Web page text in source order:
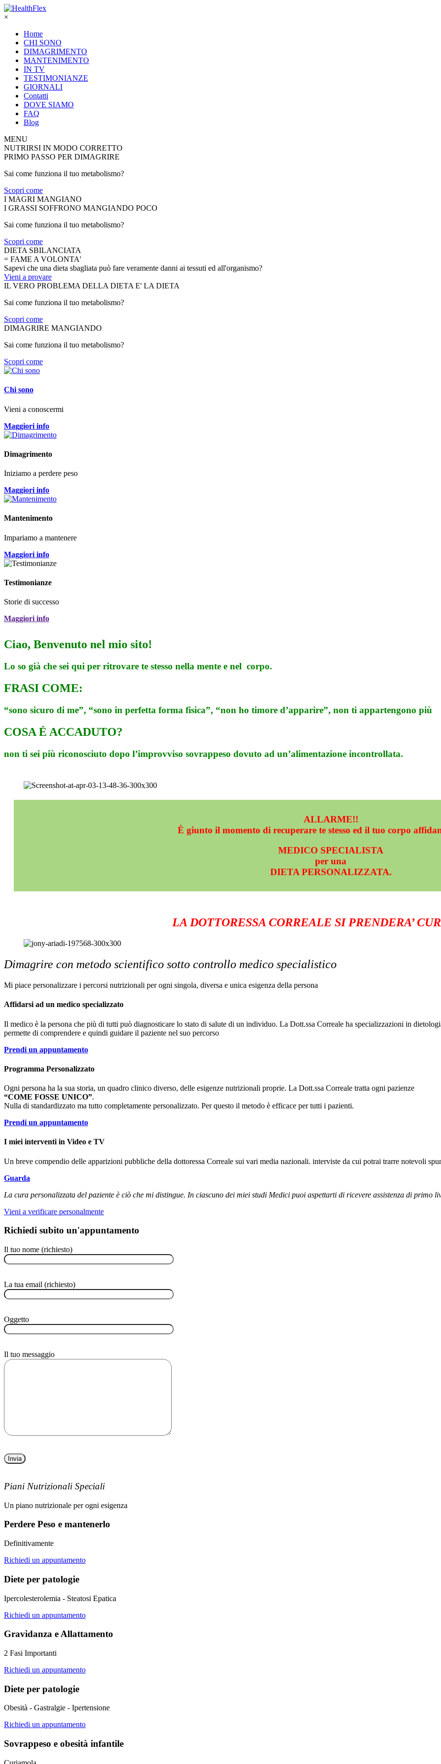
×
Home
CHI SONO
DIMAGRIMENTO
MANTENIMENTO
IN TV
TESTIMONIANZE
GIORNALI
Contatti
DOVE SIAMO
FAQ
Blog
MENU
NUTRIRSI IN MODO CORRETTO
PRIMO PASSO PER DIMAGRIRE
Sai come funziona il tuo metabolismo?
Scopri come
I MAGRI MANGIANO
I GRASSI SOFFRONO MANGIANDO POCO
Sai come funziona il tuo metabolismo?
Scopri come
DIETA SBILANCIATA
= FAME A VOLONTA'
Sapevi che una dieta sbagliata può fare veramente danni ai tessuti ed all'organismo?
Vieni a provare
IL VERO PROBLEMA DELLA DIETA E' LA DIETA
Sai come funziona il tuo metabolismo?
Scopri come
DIMAGRIRE MANGIANDO
Sai come funziona il tuo metabolismo?
Scopri come
Chi sono
Vieni a conoscermi
Maggiori info
Dimagrimento
Iniziamo a perdere peso
Maggiori info
Mantenimento
Impariamo a mantenere
Maggiori info
Testimonianze
Storie di successo
Maggiori info
Ciao, Benvenuto nel mio sito!
Lo so già che sei qui per ritrovare te stesso nella mente e nel corpo.
FRASI COME:
“sono sicuro di me”, “sono in perfetta forma fisica”, “non ho timore d’apparire”, non ti appartengono più
COSA É ACCADUTO?
non ti sei più riconosciuto dopo l’improvviso sovrappeso dovuto ad un’alimentazione incontrollata.
ALLARME!!
È giunto il momento di recuperare te stesso ed il tuo corpo
MEDICO SPECIALISTA
per una
DIETA PERSONALIZZATA.
LA DOTTORESSA CORREALE SI PRENDERA’
Dimagrire con metodo scientifico sotto controllo medico specialistico
Mi piace personalizzare i percorsi nutrizionali per ogni singola, diversa e unica esigenza della persona
Affidarsi ad un medico specializzato
Il medico è la persona che più di tutti può diagnosticare lo stato di salute di un individuo. La Dott.ssa Correale ha specializzazioni in
permette di comprendere e quindi guidare il paziente nel suo percorso
Prendi un appuntamento
Programma Personalizzato
Ogni persona ha la sua storia, un quadro clinico diverso, delle esigenze nutrizionali proprie. La Dott.ssa Correale tratta ogni pazienze
“COME FOSSE UNICO”.
Nulla di standardizzato ma tutto completamente personalizzato. Per questo il metodo è efficace per tutti i pazienti.
Prendi un appuntamento
I miei interventi in Video e TV
Un breve compendio delle apparizioni pubbliche della dottoressa Correale sui vari media nazionali. interviste da cui potrai trarre notevoli
Guarda
La cura personalizzata del paziente è ciò che mi distingue. In ciascuno dei miei studi Medici puoi aspettarti di ricevere assistenza di primo
Vieni a verificare personalmente
Richiedi subito un'appuntamento
Il tuo nome (richiesto)
La tua email (richiesto)
Oggetto
Il tuo messaggio
Piani Nutrizionali Speciali
Un piano nutrizionale per ogni esigenza
Perdere Peso e mantenerlo
Definitivamente
Richiedi un appuntamento
Diete per patologie
Ipercolesterolemia - Steatosi Epatica
Richiedi un appuntamento
Gravidanza e Allattamento
2 Fasi Importanti
Richiedi un appuntamento
Diete per patologie
Obesità - Gastralgie - Ipertensione
Richiedi un appuntamento
Sovrappeso e obesità infantile